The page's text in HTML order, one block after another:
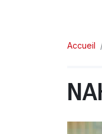
Accueil